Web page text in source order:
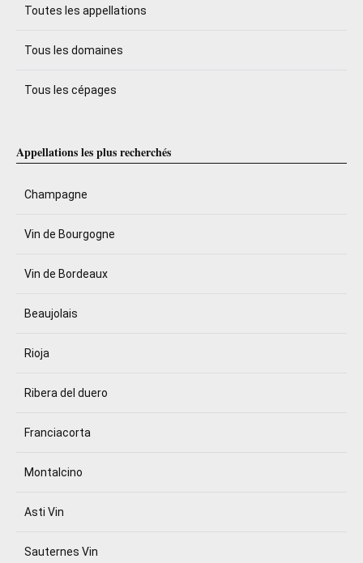
Toutes les appellations
Tous les domaines
Tous les cépages
Appellations les plus recherchés
Champagne
Vin de Bourgogne
Vin de Bordeaux
Beaujolais
Rioja
Ribera del duero
Franciacorta
Montalcino
Asti Vin
Sauternes Vin